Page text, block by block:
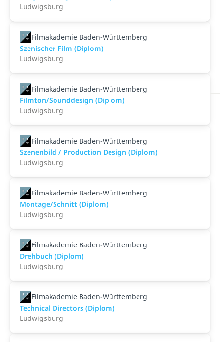
Ludwigsburg
Filmakademie Baden-Württemberg
Szenischer Film (Diplom)
Ludwigsburg
Filmakademie Baden-Württemberg
Filmton/Sounddesign (Diplom)
Ludwigsburg
Filmakademie Baden-Württemberg
Szenenbild / Production Design (Diplom)
Ludwigsburg
Filmakademie Baden-Württemberg
Montage/Schnitt (Diplom)
Ludwigsburg
Filmakademie Baden-Württemberg
Drehbuch (Diplom)
Ludwigsburg
Filmakademie Baden-Württemberg
Technical Directors (Diplom)
Ludwigsburg